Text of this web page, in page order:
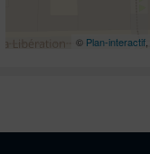
© Plan-interactif